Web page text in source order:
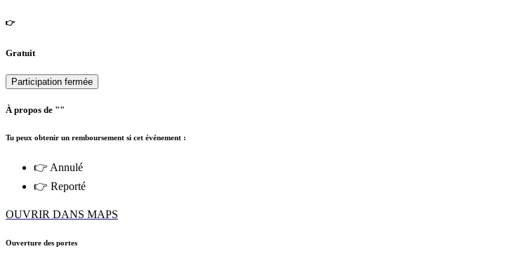
👉
Gratuit
Participation fermée
À propos de ""
Tu peux obtenir un remboursement si cet événement :
👉 Annulé
👉 Reporté
OUVRIR DANS MAPS
Ouverture des portes